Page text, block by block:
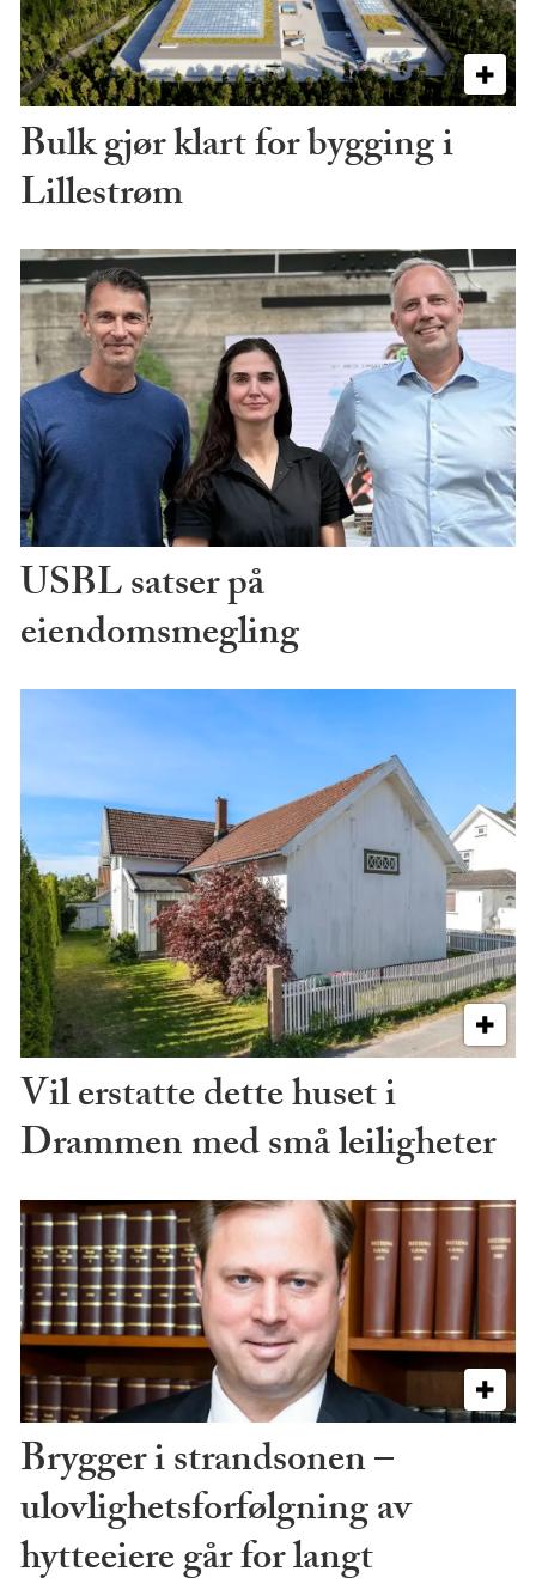
Bulk gjør klart for bygging i
Lillestrøm
USBL satser på
eiendomsmegling
Vil erstatte dette huset i
Drammen med små leiligheter
Brygger i strandsonen –
ulovlighetsforfølgning av
hytteeiere går for langt